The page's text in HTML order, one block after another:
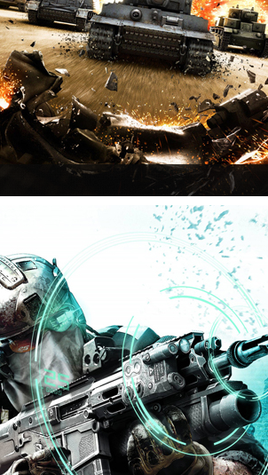
kerülnek olyan sokba a AAA-kategóriás